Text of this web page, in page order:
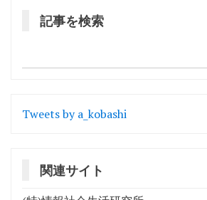
記事を検索
Tweets by a_kobashi
関連サイト